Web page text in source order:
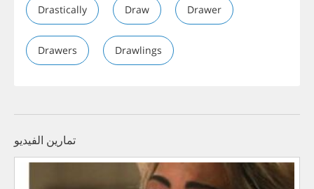
Drastically Draw Drawer
Drawers Drawlings
تمارين الفيديو